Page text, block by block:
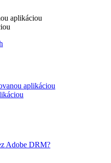
aplikáciou
aplikáciou
Adobe DRM?